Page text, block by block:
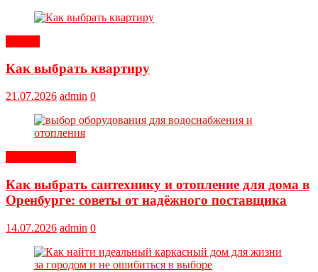
Как выбрать квартиру
21.07.2026 admin 0
Как выбрать сантехнику и отопление для дома в
Оренбурге: советы от надёжного поставщика
14.07.2026 admin 0